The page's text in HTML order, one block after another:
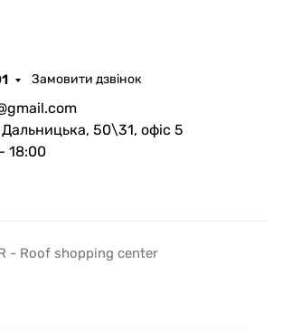
Замовити дзвінок
50\31, офіс 5
18:00
- Roof shopping center
миттєвий зворотний виклик